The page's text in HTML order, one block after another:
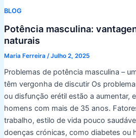
BLOG
Potência masculina:
naturais
Maria Ferreira /Julho 2, 2025
Problemas de potência masculina –
têm vergonha de discutir Os
ou disfunção erétil estão a aumentar,
homens com mais de 35 anos.
trabalho, estilo de vida pouco
doenças crónicas, como diabetes ou